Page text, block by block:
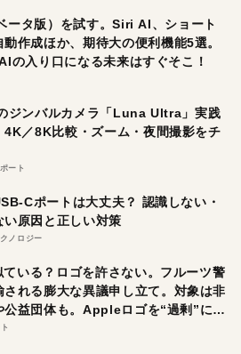
ータ版）を試す。Siri AI、ショート
動作成ほか、期待大の便利機能5選。
の入り口になる未来はすぐそこ！
ジンバルカメラ「Luna Ultra」実践
4K／8K比較・ズーム・夜間撮影をチ
ート
Cポートは大丈夫？ 認識しない・
い原因と正しい対策
ノロジー
いる？ロゴを許さない。フルーツ警
される膨大な異議申し立て。対象は非
公益団体も。Appleロゴを“過剰”に守